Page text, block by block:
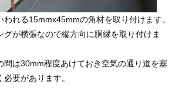
われる15mmx45mmの角材を取り付けます。
グが横張なので縦方向に胴縁を取り付けま
間は30mm程度あけておき空気の通り道を塞
要があります。